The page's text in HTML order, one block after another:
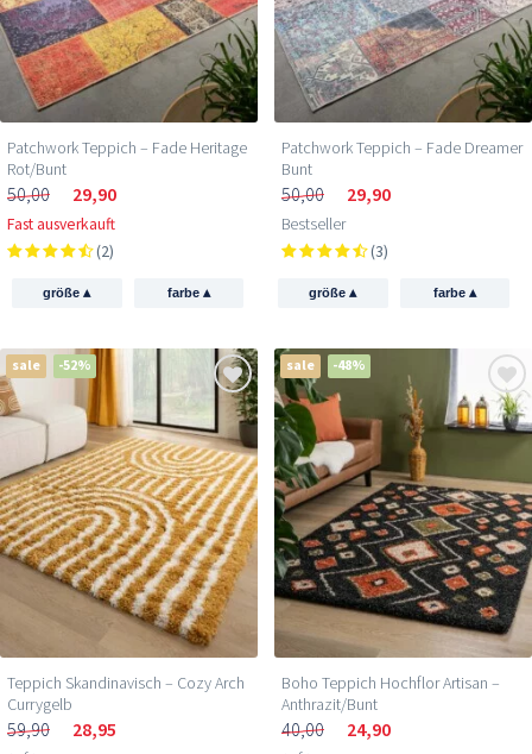
Patchwork Teppich – Fade Heritage
Rot/Bunt
50,00 29,90
Fast ausverkauft
(2)
größe▴ farbe ▴
Patchwork Teppich – Fade Dreamer
Bunt
50,00 29,90
Bestseller
(3)
größe▴ farbe ▴
sale -52%
Teppich Skandinavisch – Cozy Arch
Currygelb
59,90 28,95
sale -48%
Boho Teppich Hochflor Artisan –
Anthrazit/Bunt
40,00 24,90